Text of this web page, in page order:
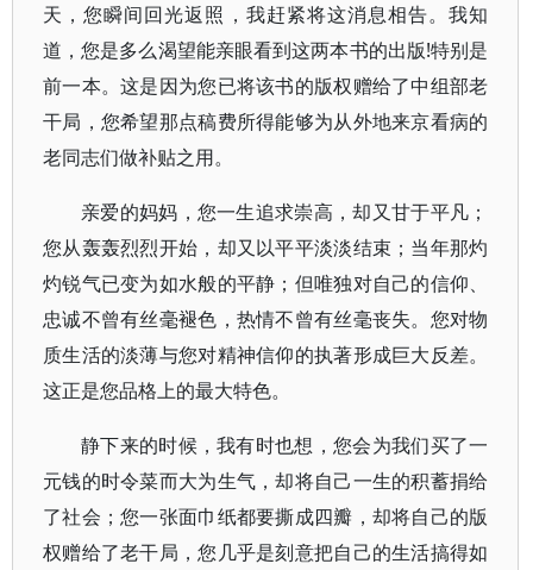
天，您瞬间回光返照，我赶紧将这消息相告。我知
道，您是多么渴望能亲眼看到这两本书的出版!特别是
前一本。这是因为您已将该书的版权赠给了中组部老
干局，您希望那点稿费所得能够为从外地来京看病的
老同志们做补贴之用。
亲爱的妈妈，您一生追求崇高，却又甘于平凡；
您从轰轰烈烈开始，却又以平平淡淡结束；当年那灼
灼锐气已变为如水般的平静；但唯独对自己的信仰、
忠诚不曾有丝毫褪色，热情不曾有丝毫丧失。您对物
质生活的淡薄与您对精神信仰的执著形成巨大反差。
这正是您品格上的最大特色。
静下来的时候，我有时也想，您会为我们买了一
元钱的时令菜而大为生气，却将自己一生的积蓄捐给
了社会；您一张面巾纸都要撕成四瓣，却将自己的版
权赠给了老干局，您几乎是刻意把自己的生活搞得如